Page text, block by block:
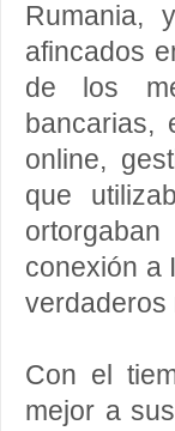
Rumania,
afincados
de los
online,
que
conexión a
verdaderos
Con el
mejor a